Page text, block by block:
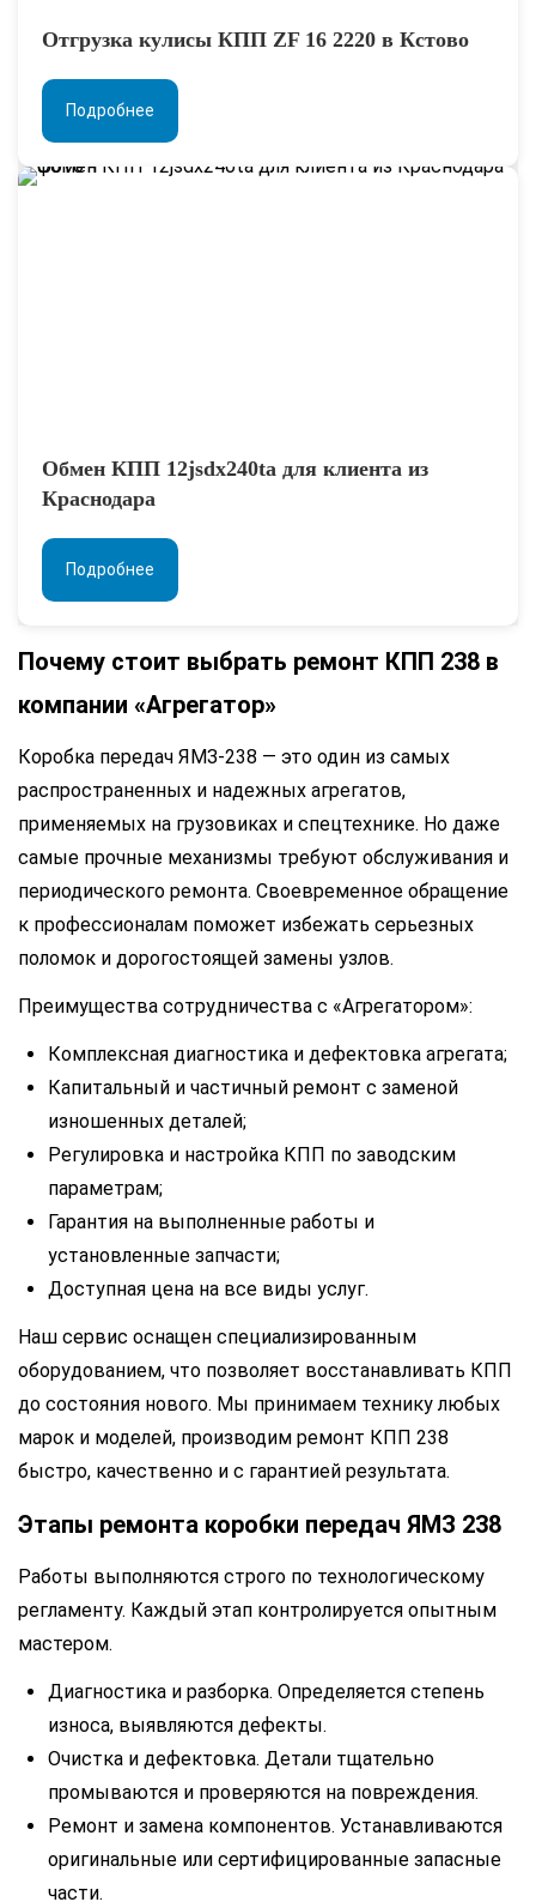
Отгрузка кулисы КПП ZF 16 2220 в Кстово
Подробнее
Обмен КПП 12jsdx240ta для клиента из
Краснодара
Подробнее
Почему стоит выбрать ремонт КПП 238 в
компании «Агрегатор»
Коробка передач ЯМЗ-238 — это один из самых
распространенных и надежных агрегатов,
применяемых на грузовиках и спецтехнике. Но даже
самые прочные механизмы требуют обслуживания и
периодического ремонта. Своевременное обращение
к профессионалам поможет избежать серьезных
поломок и дорогостоящей замены узлов.
Преимущества сотрудничества с «Агрегатором»:
Комплексная диагностика и дефектовка агрегата;
Капитальный и частичный ремонт с заменой
изношенных деталей;
Регулировка и настройка КПП по заводским
параметрам;
Гарантия на выполненные работы и
установленные запчасти;
Доступная цена на все виды услуг.
Наш сервис оснащен специализированным
оборудованием, что позволяет восстанавливать КПП
до состояния нового. Мы принимаем технику любых
марок и моделей, производим ремонт КПП 238
быстро, качественно и с гарантией результата.
Этапы ремонта коробки передач ЯМЗ 238
Работы выполняются строго по технологическому
регламенту. Каждый этап контролируется опытным
мастером.
Диагностика и разборка. Определяется степень
износа, выявляются дефекты.
Очистка и дефектовка. Детали тщательно
промываются и проверяются на повреждения.
Ремонт и замена компонентов. Устанавливаются
оригинальные или сертифицированные запасные
части.